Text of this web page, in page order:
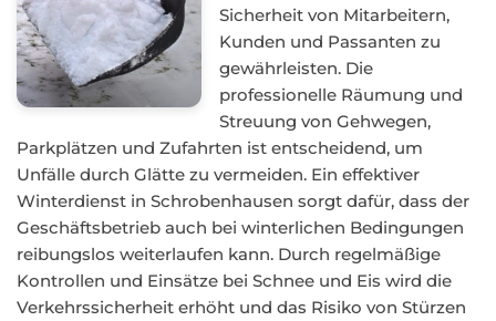
Sicherheit von Mitarbeitern,
Kunden und Passanten zu
gewährleisten. Die
professionelle Räumung und
Streuung von Gehwegen,
Parkplätzen und Zufahrten ist entscheidend, um
Unfälle durch Glätte zu vermeiden. Ein effektiver
Winterdienst in Schrobenhausen sorgt dafür, dass der
Geschäftsbetrieb auch bei winterlichen Bedingungen
reibungslos weiterlaufen kann. Durch regelmäßige
Kontrollen und Einsätze bei Schnee und Eis wird die
Verkehrssicherheit erhöht und das Risiko von Stürzen